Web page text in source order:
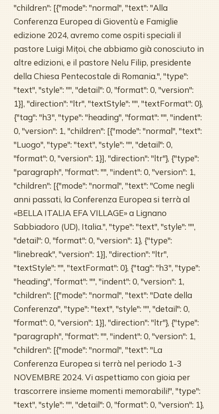
"children": [{"mode": "normal", "text": "Alla
Conferenza Europea di Gioventù e Famiglie
edizione 2024, avremo come ospiti speciali il
pastore Luigi Mițoi, che abbiamo già conosciuto in
altre edizioni, e il pastore Nelu Filip, presidente
della Chiesa Pentecostale di Romania.", "type":
"text", "style": "", "detail": 0, "format": 0, "version":
1}], "direction": "ltr", "textStyle": "", "textFormat": 0},
{"tag": "h3", "type": "heading", "format": "", "indent":
0, "version": 1, "children": [{"mode": "normal", "text":
"Luogo", "type": "text", "style": "", "detail": 0,
"format": 0, "version": 1}], "direction": "ltr"}, {"type":
"paragraph", "format": "", "indent": 0, "version": 1,
"children": [{"mode": "normal", "text": "Come negli
anni passati, la Conferenza Europea si terrà al
«BELLA ITALIA EFA VILLAGE» a Lignano
Sabbiadoro (UD), Italia.", "type": "text", "style": "",
"detail": 0, "format": 0, "version": 1}, {"type":
"linebreak", "version": 1}], "direction": "ltr",
"textStyle": "", "textFormat": 0}, {"tag": "h3", "type":
"heading", "format": "", "indent": 0, "version": 1,
"children": [{"mode": "normal", "text": "Date della
Conferenza", "type": "text", "style": "", "detail": 0,
"format": 0, "version": 1}], "direction": "ltr"}, {"type":
"paragraph", "format": "", "indent": 0, "version": 1,
"children": [{"mode": "normal", "text": "La
Conferenza Europea si terrà nel periodo 1-3
NOVEMBRE 2024. Vi aspettiamo con gioia per
trascorrere insieme momenti memorabili!", "type":
"text", "style": "", "detail": 0, "format": 0, "version": 1},